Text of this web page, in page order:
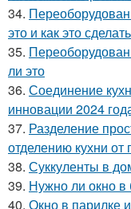
34.
это и как это сделать
35.
ли это
36. Соединение
инновации 2024
37. Разделение
отделению кухни от
38. Суккуленты в
39. Нужно ли окно
40. Окно в парилке